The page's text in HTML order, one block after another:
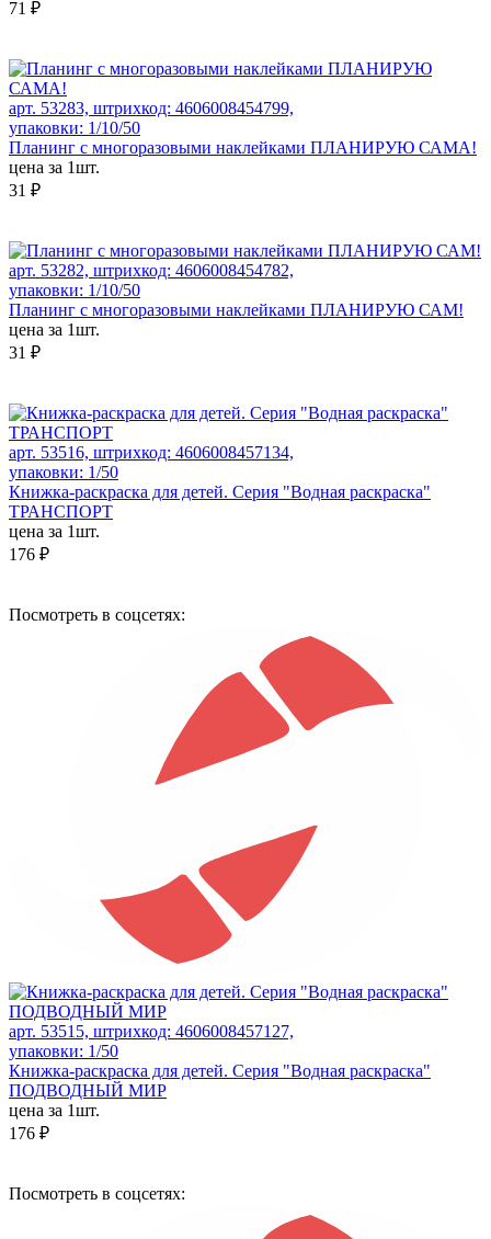
71 ₽
арт. 53283, штрихкод: 4606008454799,
упаковки: 1/10/50
Планинг с многоразовыми наклейками ПЛАНИРУЮ САМА!
цена за 1шт.
31 ₽
арт. 53282, штрихкод: 4606008454782,
упаковки: 1/10/50
Планинг с многоразовыми наклейками ПЛАНИРУЮ САМ!
цена за 1шт.
31 ₽
арт. 53516, штрихкод: 4606008457134,
упаковки: 1/50
Книжка-раскраска для детей. Серия "Водная раскраска"
ТРАНСПОРТ
цена за 1шт.
176 ₽
Посмотреть в соцсетях:
арт. 53515, штрихкод: 4606008457127,
упаковки: 1/50
Книжка-раскраска для детей. Серия "Водная раскраска"
ПОДВОДНЫЙ МИР
цена за 1шт.
176 ₽
Посмотреть в соцсетях: